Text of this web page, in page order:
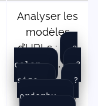
Analyser les
modèles
d’URLs :
?
color=
,
?
size=
,
?
orderby=
,